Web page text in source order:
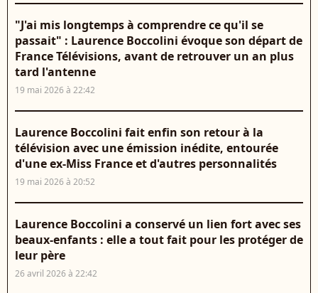
"J'ai mis longtemps à comprendre ce qu'il se
passait" : Laurence Boccolini évoque son départ de
France Télévisions, avant de retrouver un an plus
tard l'antenne
19 mai 2026 à 22:42
Laurence Boccolini fait enfin son retour à la
télévision avec une émission inédite, entourée
d'une ex-Miss France et d'autres personnalités
19 mai 2026 à 20:52
Laurence Boccolini a conservé un lien fort avec ses
beaux-enfants : elle a tout fait pour les protéger de
leur père
26 avril 2026 à 22:42